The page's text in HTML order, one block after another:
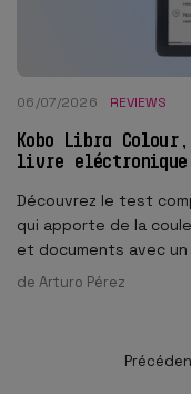
06/07/2026 REVIEWS
Kobo Libra
livre
Découvrez le test
qui apporte de la
et documents avec
de Arturo Pérez